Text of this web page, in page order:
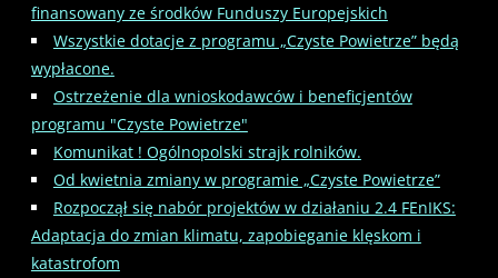
finansowany ze środków Funduszy Europejskich
Wszystkie dotacje z programu „Czyste Powietrze” będą
wypłacone.
Ostrzeżenie dla wnioskodawców i beneficjentów
programu "Czyste Powietrze"
Komunikat ! Ogólnopolski strajk rolników.
Od kwietnia zmiany w programie „Czyste Powietrze”
Rozpoczął się nabór projektów w działaniu 2.4 FEnIKS:
Adaptacja do zmian klimatu, zapobieganie klęskom i
katastrofom